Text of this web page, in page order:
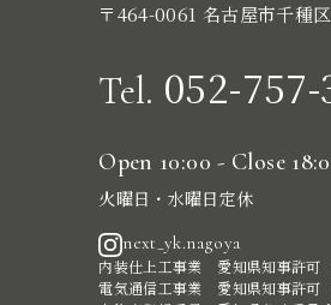
〒464-0061 名古屋市千種
Tel. 052-
Open 10:00 - Close
火曜日・水曜日定休
next_yk.nagoya
内装仕上工事業 愛知県知事許可
電気通信工事業 愛知県知事許可